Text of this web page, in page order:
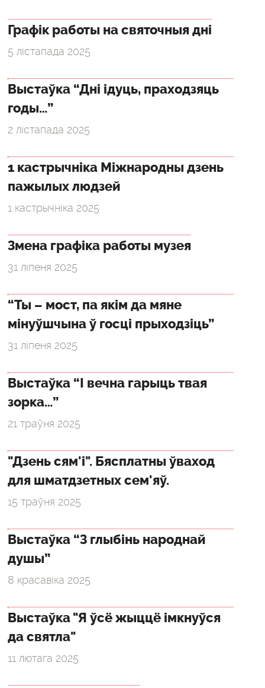
Графік работы на святочныя дні
5 лістапада 2025
Выстаўка “Дні ідуць, праходзяць
годы…”
2 лістапада 2025
1 кастрычніка Міжнародны дзень
пажылых людзей
1 кастрычніка 2025
Змена графіка работы музея
31 ліпеня 2025
“Ты – мост, па якім да мяне
мінуўшчына ў госці прыходзіць”
31 ліпеня 2025
Выстаўка “І вечна гарыць твая
зорка…”
21 траўня 2025
"Дзень сям'і". Бясплатны ўваход
для шматдзетных сем'яў.
15 траўня 2025
Выстаўка “З глыбінь народнай
душы”
8 красавіка 2025
Выстаўка "Я ўсё жыццё імкнуўся
да святла"
11 лютага 2025